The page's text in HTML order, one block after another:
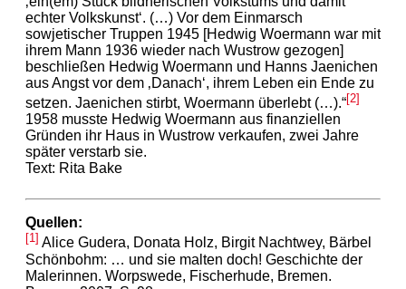
echter Volkskunst‘. (…) Vor dem Einmarsch
sowjetischer Truppen 1945 [Hedwig Woermann war mit
ihrem Mann 1936 wieder nach Wustrow gezogen]
beschließen Hedwig Woermann und Hanns Jaenichen
aus Angst vor dem ‚Danach‘, ihrem Leben ein Ende zu
setzen. Jaenichen stirbt, Woermann überlebt (…).“[2]
1958 musste Hedwig Woermann aus finanziellen
Gründen ihr Haus in Wustrow verkaufen, zwei Jahre
später verstarb sie.
Text: Rita Bake
Quellen:
[1] Alice Gudera, Donata Holz, Birgit Nachtwey, Bärbel
Schönbohm: … und sie malten doch! Geschichte der
Malerinnen. Worpswede, Fischerhude, Bremen.